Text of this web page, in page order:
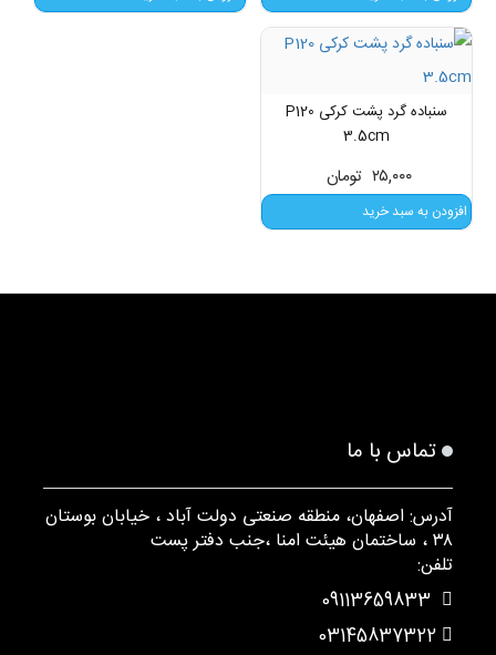
سنباده گرد پشت کرکی P120
3.5cm
تومان ۲۵,۰۰۰
افزودن به سبد خرید
تماس با ما
آدرس: اصفهان، منطقه صنعتی دولت آباد ، خیابان بوستان
۳۸ ، ساختمان هیئت امنا ،جنب دفتر پست
تلفن:
03145837322